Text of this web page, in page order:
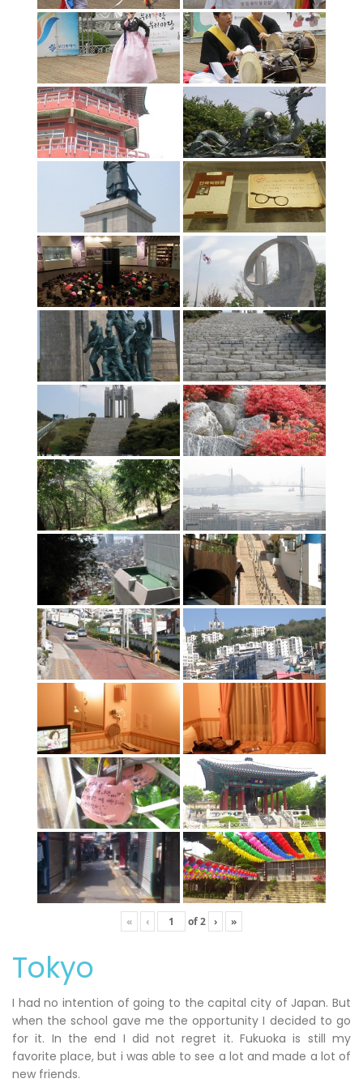
« ‹ of2 › »
Tokyo
I had no intention of going to the capital city of Japan. But
when the school gave me the opportunity I decided to go
for it. In the end I did not regret it. Fukuoka is still my
favorite place, but i was able to see a lot and made a lot of
new friends.